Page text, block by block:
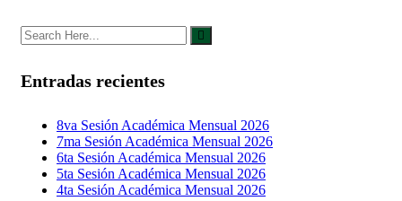
Entradas recientes
8va Sesión Académica Mensual 2026
7ma Sesión Académica Mensual 2026
6ta Sesión Académica Mensual 2026
5ta Sesión Académica Mensual 2026
4ta Sesión Académica Mensual 2026